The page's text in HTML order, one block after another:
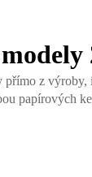
přímo z
papírových